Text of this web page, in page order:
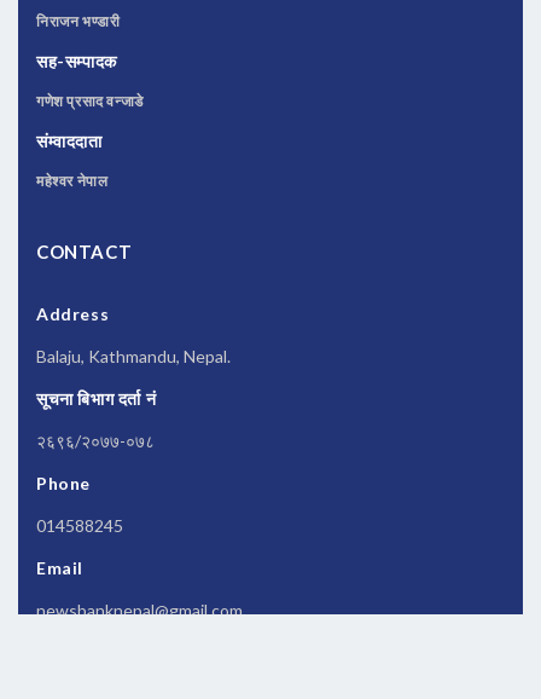
निराजन भण्डारी
सह-सम्पादक
गणेश प्रसाद वन्जाडे
संम्वाददाता
महेश्वर नेपाल
CONTACT
Address
Balaju, Kathmandu, Nepal.
सूचना बिभाग दर्ता नं
२६९६/२०७७-०७८
Phone
014588245
Email
newsbanknepal@gmail.com